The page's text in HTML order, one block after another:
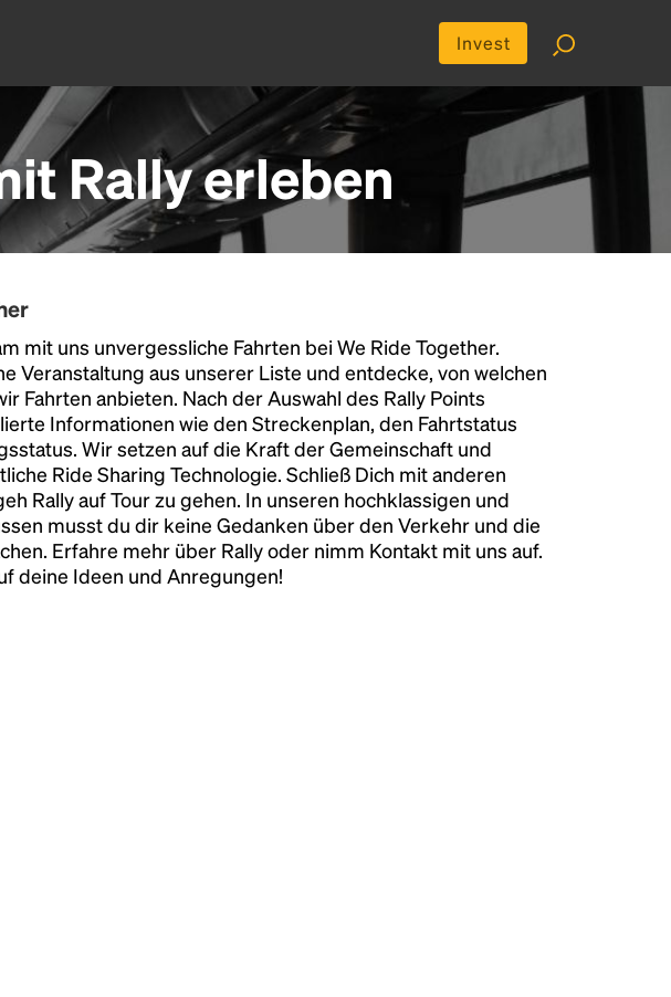
Invest
Rally erleben
mit uns unvergessliche Fahrten bei We Ride Together.
Veranstaltung aus unserer Liste und entdecke, von welchen
Fahrten anbieten. Nach der Auswahl des Rally Points
Informationen wie den Streckenplan, den Fahrtstatus
Wir setzen auf die Kraft der Gemeinschaft und
Ride Sharing Technologie. Schließ Dich mit anderen
Rally auf Tour zu gehen. In unseren hochklassigen und
musst du dir keine Gedanken über den Verkehr und die
Erfahre mehr über Rally oder nimm Kontakt mit uns auf.
deine Ideen und Anregungen!
text of the